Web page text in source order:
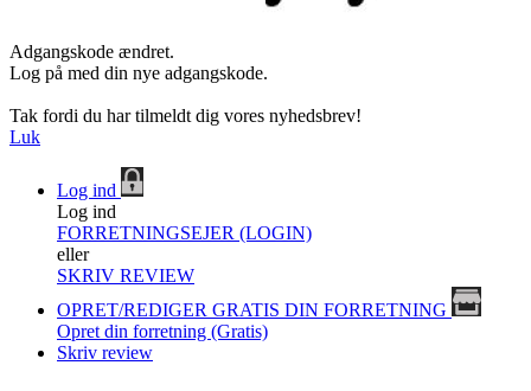
Adgangskode ændret.
Log på med din nye adgangskode.
Tak fordi du har tilmeldt dig vores nyhedsbrev!
Luk
Log ind
Log ind
FORRETNINGSEJER (LOGIN)
eller
SKRIV REVIEW
OPRET/REDIGER GRATIS DIN FORRETNING
Opret din forretning (Gratis)
Skriv review